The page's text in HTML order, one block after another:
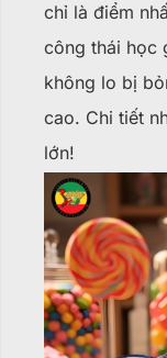
chỉ là điểm
công thái học
không lo bị
cao. Chi tiết
lớn!